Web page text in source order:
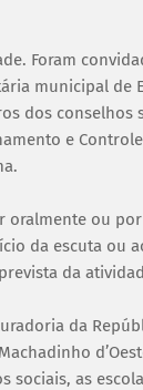
Foram
municipal de
dos conselhos
e
ou
da escuta ou
da
da
sociais, as